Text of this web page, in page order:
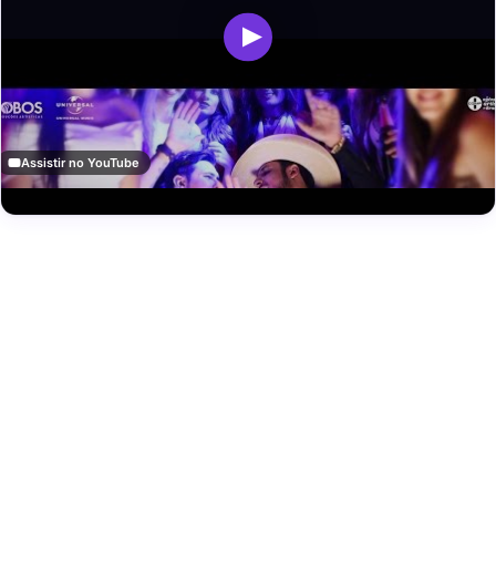
Assistir no YouTube